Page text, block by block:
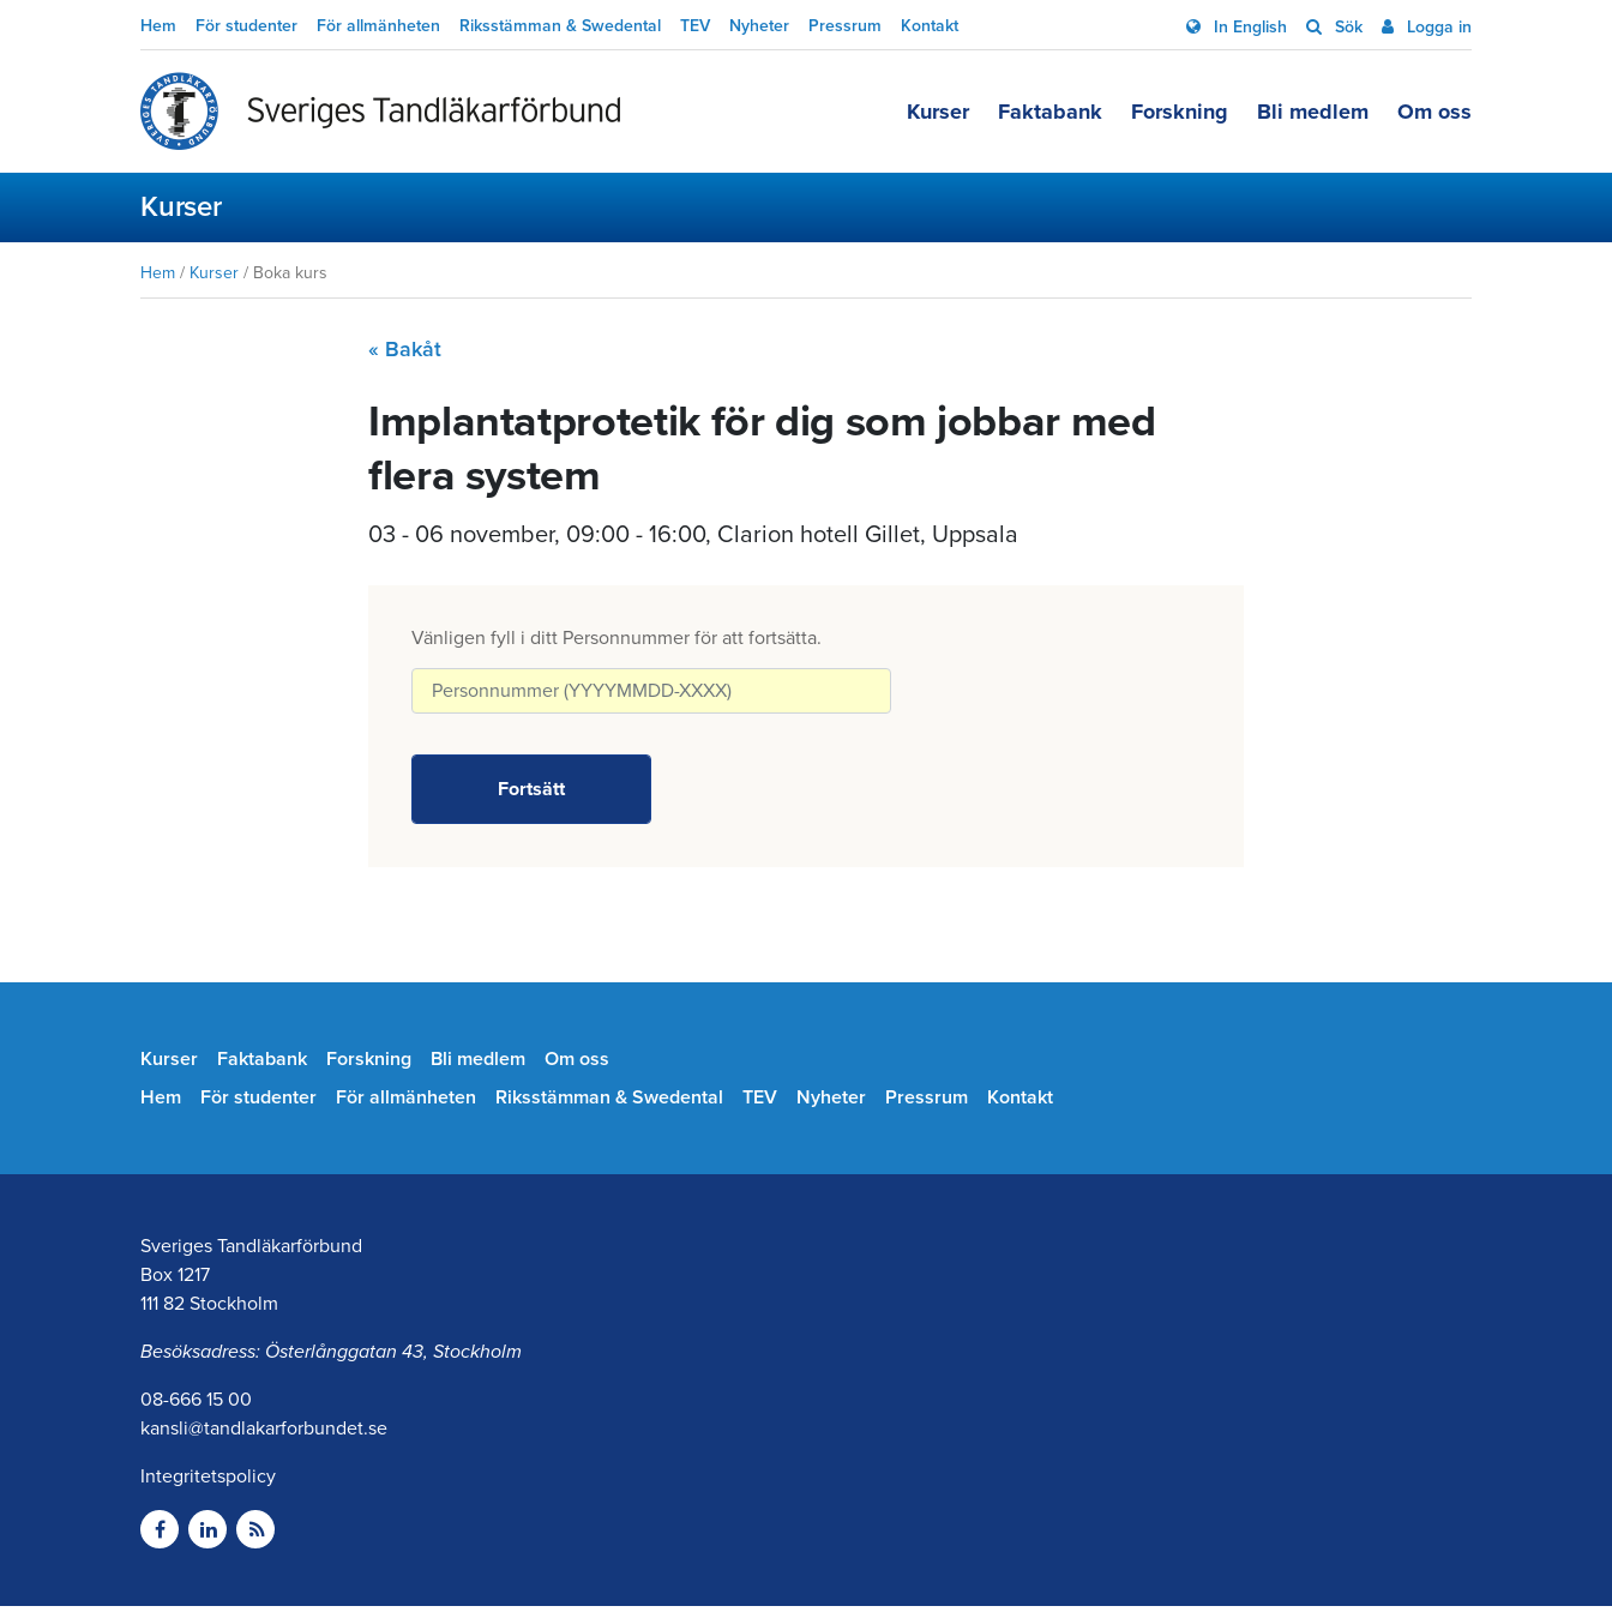
Hem För studenter För allmänheten Riksstämman & Swedental TEV Nyheter Pressrum Kontakt In English Sök Logga in
Kurser Faktabank Forskning Bli medlem Om oss
Kurser
Hem / Kurser / Boka kurs
« Bakåt
Implantatprotetik för dig som jobbar med
flera system
03 - 06 november, 09:00 - 16:00, Clarion hotell Gillet, Uppsala
Vänligen fyll i ditt Personnummer för att fortsätta.
Kurser Faktabank Forskning Bli medlem
Om oss
Hem
För studenter För allmänheten Riksstämman & Swedental TEV Nyheter Pressrum Kontakt
Sveriges Tandläkarförbund
Box 1217
111 82 Stockholm
Besöksadress: Österlånggatan 43, Stockholm
08-666 15 00
kansli@tandlakarforbundet.se
Integritetspolicy